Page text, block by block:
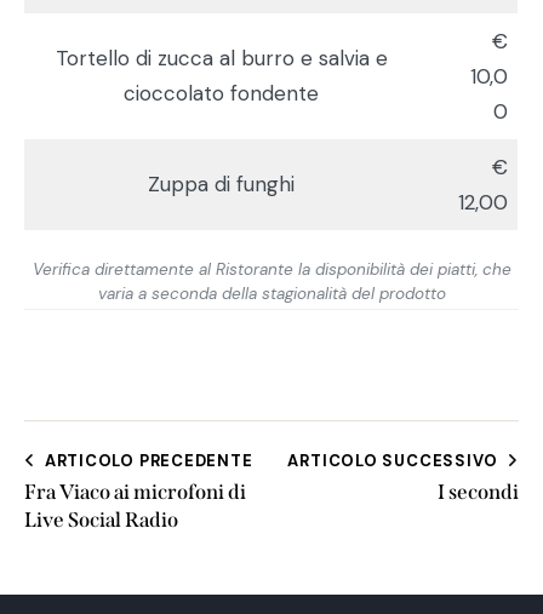
Tortello di zucca al burro e salvia e
cioccolato fondente
€
10,0
0
Zuppa di funghi
€
12,00
Verifica direttamente al Ristorante la disponibilità dei piatti, che
varia a seconda della stagionalità del prodotto
ARTICOLO PRECEDENTE
Fra Viaco ai microfoni di
Live Social Radio
ARTICOLO SUCCESSIVO
I secondi